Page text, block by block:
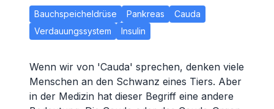
Bauchspeicheldrüse Pankreas
Cauda
Verdauungssystem
Insulin
Wenn wir von 'Cauda' sprechen, denken viele
Menschen an den Schwanz eines Tiers. Aber
in der Medizin hat dieser Begriff eine andere